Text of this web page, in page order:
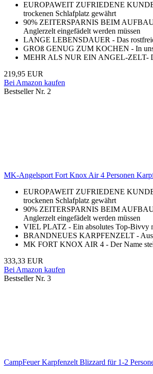
EUROPAWEIT ZUFRIEDENE
trockenen Schlafplatz gewährt
90% ZEITERSPARNIS BEIM AUFBAU
Anglerzelt eingefädelt werden müssen
LANGE LEBENSDAUER - Das rostfreie
GROß GENUG ZUM KOCHEN - In
MEHR ALS NUR EIN ANGEL-ZELT-
219,95 EUR
Bei Amazon kaufen
Bestseller Nr. 2
MK-Angelsport Fort Knox Air 4 Personen
EUROPAWEIT ZUFRIEDENE
trockenen Schlafplatz gewährt
90% ZEITERSPARNIS BEIM AUFBAU
Anglerzelt eingefädelt werden müssen
VIEL PLATZ - Ein absolutes Top-Bivvy
BRANDNEUES KARPFENZELT - Aus
MK FORT KNOX AIR 4 - Der Name
333,33 EUR
Bei Amazon kaufen
Bestseller Nr. 3
CampFeuer Karpfenzelt Blizzard für 1-2